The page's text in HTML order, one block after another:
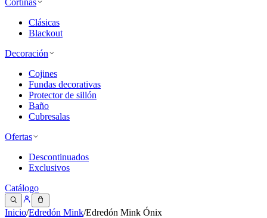
Cortinas
Clásicas
Blackout
Decoración
Cojines
Fundas decorativas
Protector de sillón
Baño
Cubresalas
Ofertas
Descontinuados
Exclusivos
Catálogo
Inicio/Edredón Mink/Edredón Mink Ónix